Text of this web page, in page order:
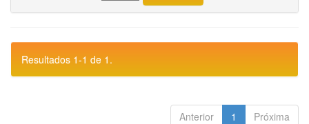
Resultados 1-1 de 1.
Anterior 1 Próxima